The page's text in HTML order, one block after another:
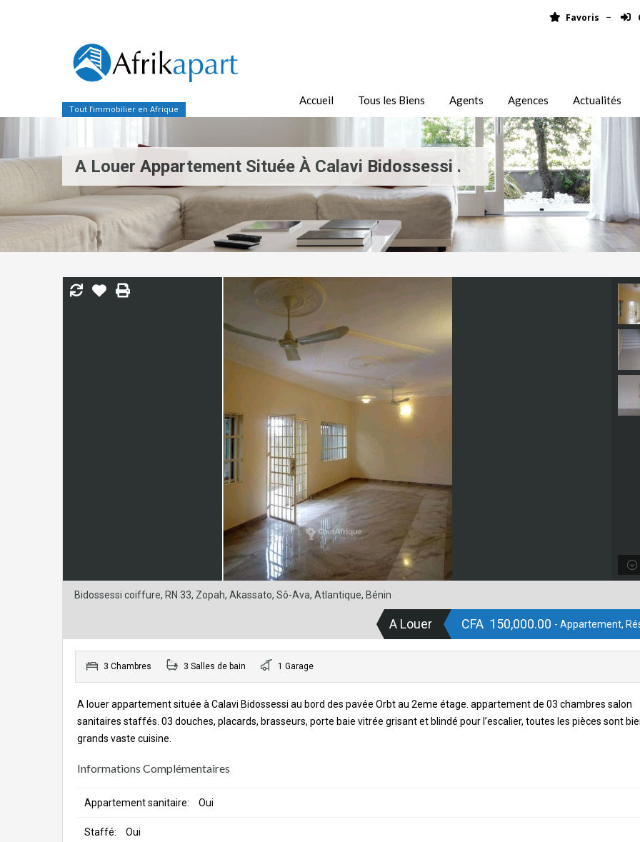
Favoris
Tout l’immobilier en Afrique
Accueil Tous les Biens Agents Agences Actualités
A Louer Appartement Située À Calavi Bidossessi .
Bidossessi coiffure, RN 33, Zopah, Akassato, Sô-Ava, Atlantique, Bénin
A Louer CFA 150,000.00 - Appartement,
3 Chambres 3 Salles de bain 1 Garage
A louer appartement située à Calavi Bidossessi au bord des pavée Orbt au 2eme étage. appartement de 03 chambres salon
sanitaires staffés. 03 douches, placards, brasseurs, porte baie vitrée grisant et blindé pour l’escalier, toutes les pièces sont
grands vaste cuisine.
Informations Complémentaires
Appartement sanitaire: Oui
Staffé: Oui